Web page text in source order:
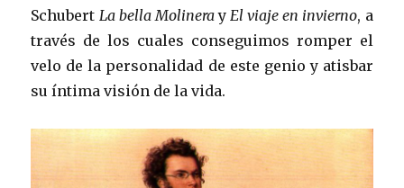
Schubert La bella Molineray El viaje en invierno, a
través de los cuales conseguimos romper el
velo de la personalidad de este genio y atisbar
su íntima visión de la vida.